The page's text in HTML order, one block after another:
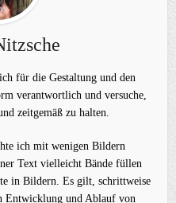
für die Gestaltung und den
verantwortlich und versuche,
zeitgemäß zu halten.
ich mit wenigen Bildern
Text vielleicht Bände füllen
in Bildern. Es gilt, schrittweise
Entwicklung und Ablauf von